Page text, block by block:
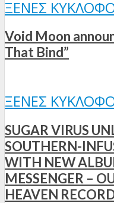
ΞΈΝΕΣ
Void Moon
That Bind”
ΞΈΝΕΣ
SUGAR VIRUS
SOUTHERN-
WITH NEW
MESSENGER –
HEAVEN